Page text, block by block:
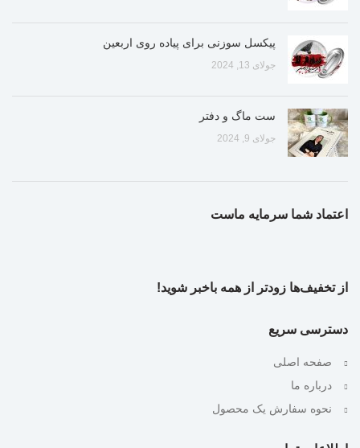
پیکسل سوزنی برای پیاده روی اربعین
جولای 13, 2024
ست ماگ و دفتر
جولای 9, 2024
اعتماد شما سرمایه ماست
از تخفیف‌ها زودتر از همه باخبر شوید!
دسترسی سریع
صفحه اصلی
درباره ما
نحوه سفارش یک محصول